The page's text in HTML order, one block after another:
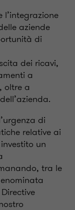
l’integrazione
aziende
di
dei ricavi,
a
oltre a
di
relative ai
un
tra le